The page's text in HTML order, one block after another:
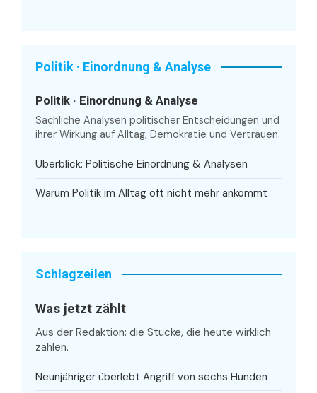
Politik · Einordnung & Analyse
Politik · Einordnung & Analyse
Sachliche Analysen politischer Entscheidungen und
ihrer Wirkung auf Alltag, Demokratie und Vertrauen.
Überblick: Politische Einordnung & Analysen
Warum Politik im Alltag oft nicht mehr ankommt
Schlagzeilen
Was jetzt zählt
Aus der Redaktion: die Stücke, die heute wirklich
zählen.
Neunjähriger überlebt Angriff von sechs Hunden